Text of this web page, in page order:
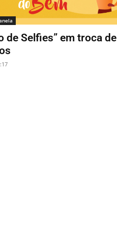
de Selfies” em troca de